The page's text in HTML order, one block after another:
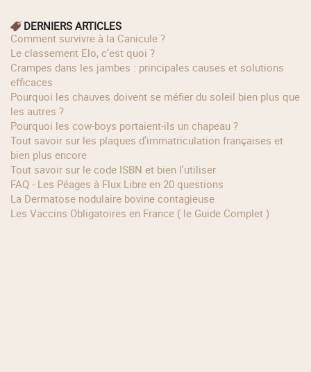
DERNIERS ARTICLES
Comment survivre à la Canicule ?
Le classement Elo, c’est quoi ?
Crampes dans les jambes : principales causes et solutions
efficaces
Pourquoi les chauves doivent se méfier du soleil bien plus que
les autres ?
Pourquoi les cow‑boys portaient‑ils un chapeau ?
Tout savoir sur les plaques d'immatriculation françaises et
bien plus encore
Tout savoir sur le code ISBN et bien l'utiliser
FAQ - Les Péages à Flux Libre en 20 questions
La Dermatose nodulaire bovine contagieuse
Les Vaccins Obligatoires en France ( le Guide Complet )